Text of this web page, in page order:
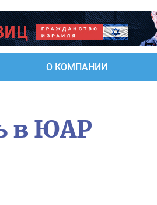
О КОМПАНИИ
в ЮАР